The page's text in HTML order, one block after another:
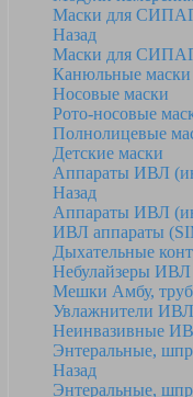
Маски для
Назад
Маски для
Канюльные маски
Носовые маски
Рото-носовые
Полнолицевые
Детские маски
Аппараты ИВЛ
Назад
Аппараты ИВЛ
ИВЛ аппараты
Дыхательные
Небулайзеры ИВЛ
Мешки Амбу,
Увлажнители ИВЛ
Неинвазивные
Энтеральные,
Назад
Энтеральные,